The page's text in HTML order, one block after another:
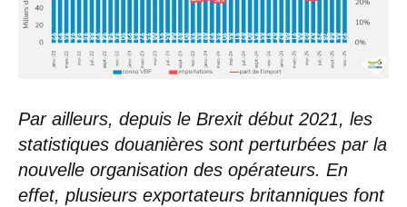
Par ailleurs, depuis le Brexit début 2021, les
statistiques douanières sont perturbées par la
nouvelle organisation des opérateurs. En
effet, plusieurs exportateurs britanniques font